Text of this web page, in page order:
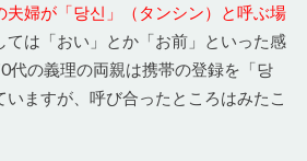
夫婦が「당신」（タンシン）と呼ぶ場
ては「おい」とか「お前」といった感
代の義理の両親は携帯の登録を「당
ますが、呼び合ったところはみたこ